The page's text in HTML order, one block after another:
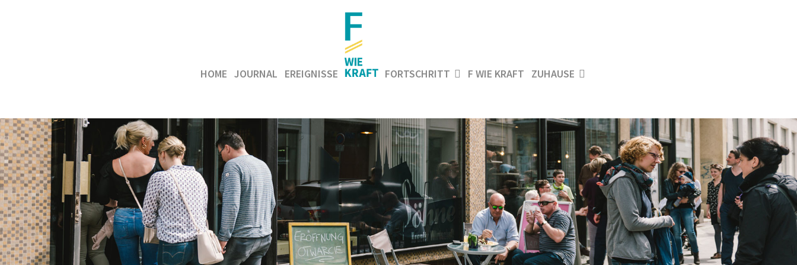
HOME JOURNAL EREIGNISSE FORTSCHRITT F WIE KRAFT ZUHAUSE